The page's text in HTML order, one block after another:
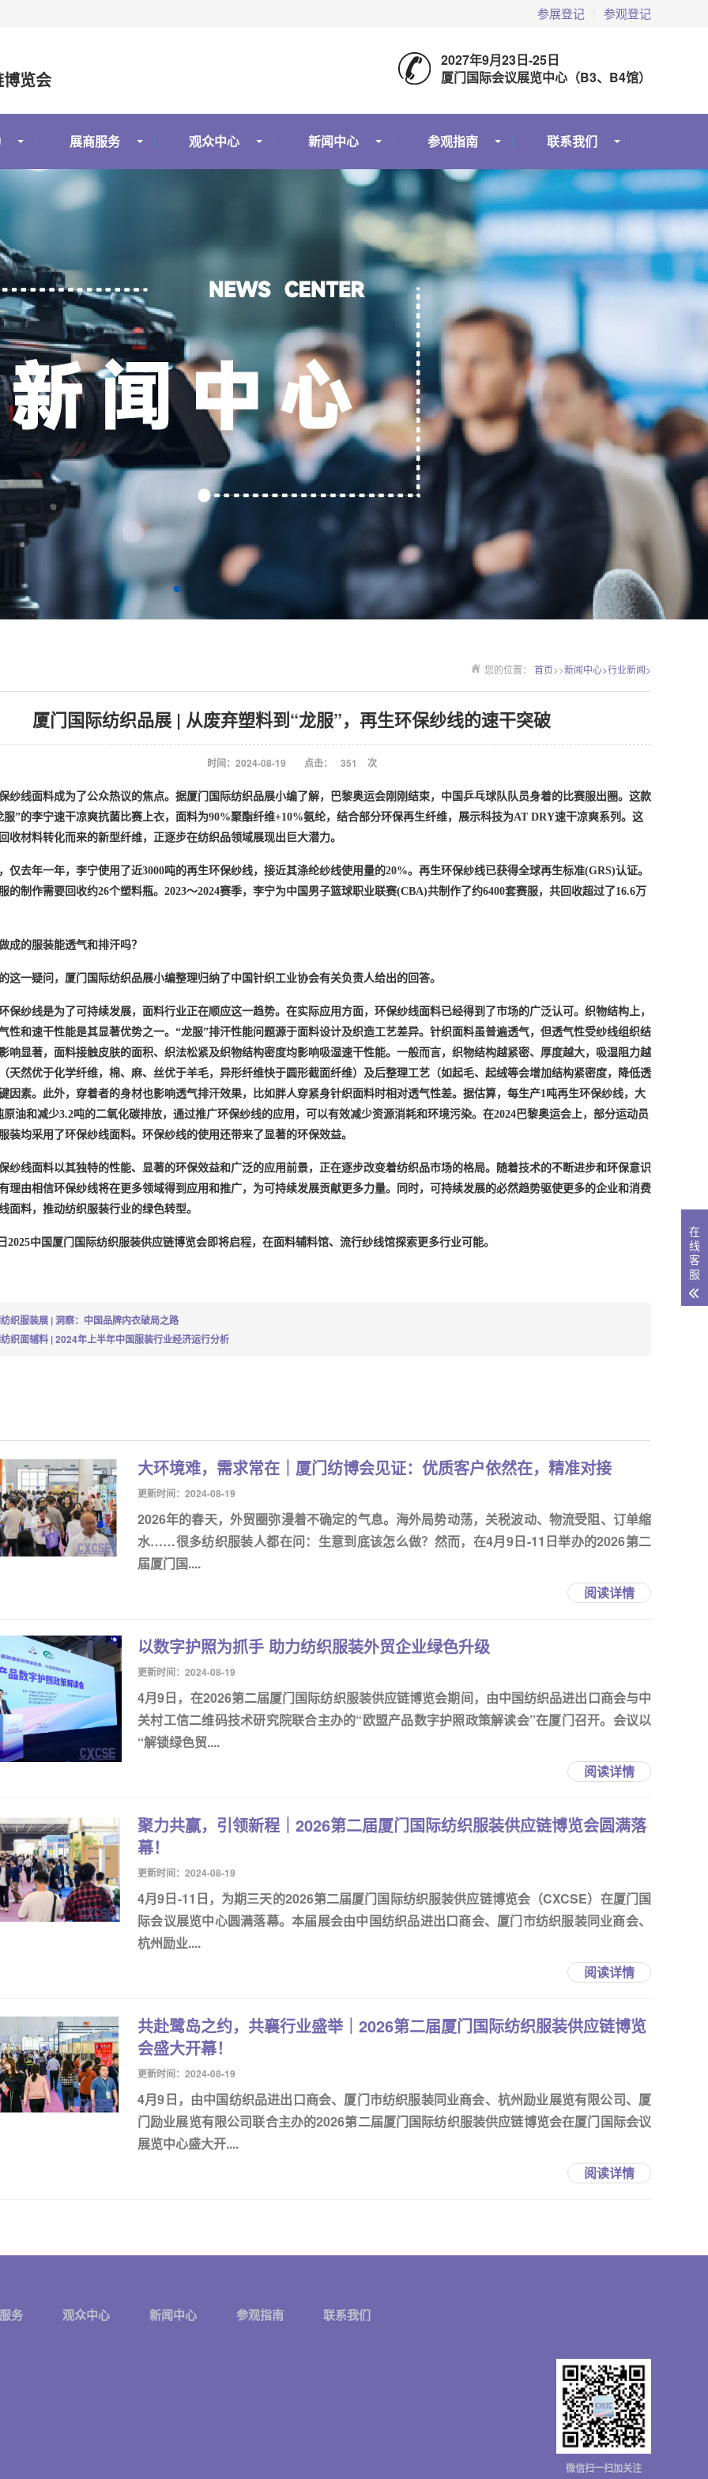
参展登记 参观登记
览会
2027年9月23日-25日
厦门国际会议展览中心（B3、B4馆）
展商服务 观众中心 新闻中心 参观指南 联系我们
您的位置： 首页>>新闻中心>行业新闻>
厦门国际纺织品展 | 从废弃塑料到“龙服”，再生环保纱线的速干突破
时间：2024-08-19 点击： 351 次
纱线面料成为了公众热议的焦点。 据厦门国际纺织品展小编了解，
巴黎奥运会刚刚结束，中国乒乓球队队员身着的比赛服出圈。这款
服”的李宁速干凉爽抗菌比赛上衣，面料为90%聚酯纤维+10%氨纶，结合部分环保再生纤维，展示科技为AT DRY速干凉爽系列。这
收材料转化而来的新型纤维，正逐步在纺织品领域展现出巨大潜力。
仅去年一年，李宁使用了近3000吨的再生环保纱线，接近其涤纶纱线使用量的20%。再生环保纱线已获得全球再生标准(GRS)认证。
的制作需要回收约26个塑料瓶。2023～2024赛季，李宁为中国男子篮球职业联赛(CBA)共制作了约6400套赛服，共回收超过了16.6万
成的服装能透气和排汗吗？
这一疑问，厦门国际纺织品展小编整理归纳了中国针织工业协会有关负责人给出的回答。
保纱线是为了可持续发展，面料行业正在顺应这一趋势。在实际应用方面，环保纱线面料已经得到了市场的广泛认可。织物结构上，
性和速干性能是其显著优势之一。 “龙服”排汗性能问题源于面料设计及织造工艺差异。针织面料虽普遍透气，但透气性受纱线组织结
响显著，面料接触皮肤的面积、织法松紧及织物结构密度均影响吸湿速干性能。一般而言，织物结构越紧密、厚度越大，吸湿阻力越
天然优于化学纤维，棉、麻、丝优于羊毛，异形纤维快于圆形截面纤维）及后整理工艺（如起毛、起绒等会增加结构紧密度，降低透
因素。此外，穿着者的身材也影响透气排汗效果，比如胖人穿紧身针织面料时相对透气性差。据估算，每生产1吨再生环保纱线，大
原油和减少3.2吨的二氧化碳排放，通过推广环保纱线的应用，可以有效减少资源消耗和环境污染。在2024 巴黎奥运会上，部分运动员
装均采用了环保纱线面料。 环保纱线的使用还带来了显著的环保效益。
纱线面料以其独特的性能、显著的环保效益和广泛的应用前景，正在逐步改变着纺织品市场的格局。随着技术的不断进步和环保意识
理由相信环保纱线将在更多领域得到应用和推广，为可持续发展贡献更多力量。同时，可持续发展的必然趋势驱使更多的企业和消费
面料，推动纺织服装行业的绿色转型。
2025中国厦门国际纺织服装供应链博览会即将启程，在面料辅料馆、流行纱线馆探索更多行业可能。
织服装展 | 洞察：中国品牌内衣破局之路
织面辅料 | 2024年上半年中国服装行业经济运行分析
大环境难，需求常在｜厦门纺博会见证：优质客户依然在，精准对接
更新时间：2024-08-19
2026年的春天，外贸圈弥漫着不确定的气息。海外局势动荡，关税波动、物流受阻、订单缩
水……很多纺织服装人都在问：生意到底该怎么做？然而，在4月9日-11日举办的2026第二
届厦门国....
阅读详情
以数字护照为抓手 助力纺织服装外贸企业绿色升级
更新时间：2024-08-19
4月9日，在2026第二届厦门国际纺织服装供应链博览会期间，由中国纺织品进出口商会与中
关村工信二维码技术研究院联合主办的“欧盟产品数字护照政策解读会”在厦门召开。会议以
“解锁绿色贸....
阅读详情
聚力共赢，引领新程｜2026第二届厦门国际纺织服装供应链博览会圆满落
幕！
更新时间：2024-08-19
4月9日-11日，为期三天的2026第二届厦门国际纺织服装供应链博览会（CXCSE）在厦门国
际会议展览中心圆满落幕。本届展会由中国纺织品进出口商会、厦门市纺织服装同业商会、
杭州励业....
阅读详情
共赴鹭岛之约，共襄行业盛举｜2026第二届厦门国际纺织服装供应链博览
会盛大开幕！
更新时间：2024-08-19
4月9日，由中国纺织品进出口商会、厦门市纺织服装同业商会、杭州励业展览有限公司、厦
门励业展览有限公司联合主办的2026第二届厦门国际纺织服装供应链博览会在厦门国际会议
展览中心盛大开....
阅读详情
务 观众中心 新闻中心 参观指南 联系我们
微信扫一扫加关注
在
线
客
服